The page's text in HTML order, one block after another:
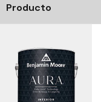
Producto